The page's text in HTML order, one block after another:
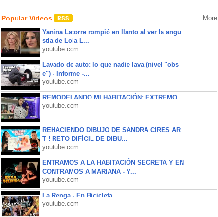
Popular Videos More
Yanina Latorre rompió en llanto al ver la angu
stia de Lola L...
youtube.com
Lavado de auto: lo que nadie lava (nivel "obs
e") - Informe -...
youtube.com
REMODELANDO MI HABITACIÓN: EXTREMO
youtube.com
REHACIENDO DIBUJO DE SANDRA CIRES AR
T ! RETO DIFÍCIL DE DIBU...
youtube.com
ENTRAMOS A LA HABITACIÓN SECRETA Y EN
CONTRAMOS A MARIANA - Y...
youtube.com
La Renga - En Bicicleta
youtube.com